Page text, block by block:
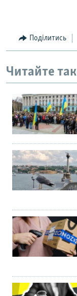
Поділитись
Читайте